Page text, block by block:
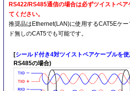
RS422/RS485通信の場合は必ずツイストペ
てください。
推奨品はEthernet(LAN)に使用するCAT5Eケ
ド無しのCAT5でも可能です。
[シールド付き4対ツイストペアケーブルを使
RS485の場合)